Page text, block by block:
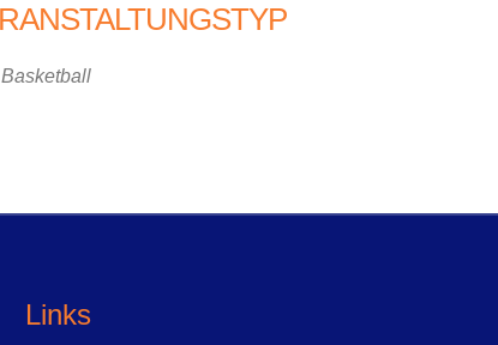
Office
Basketball
Links